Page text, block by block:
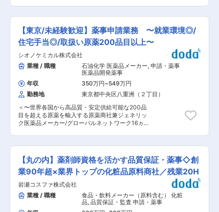
ル化粧品の開発に挑み続けています。
・商品名、パッケージ、販促物、HP文言、広告
表現の薬機法・表示チェック ・製品標準書、管理
業務手順書、製造記録、出荷記録などの作成・管
理 ・品質保証、使用期限管理、衛生管理、出荷判
定関連業務 ・許認可申請・届出、監督官庁対応
・薬事規制・関連法規の情報収集、社内共有、社
商品発送、受注処理 ・お客様対応、関連情報の提
供 ■当社の特徴： ◇前向きな社風 「やらない失
敗よりやる失敗」を大切にする社風。 企画・開発
から販売、アフターフォローまで自社一貫体制
で、自社製品に加えODM・OEM開発にも対応。
◇美容にこだわれる環境 美容業界のモノづくりに
割引制度もあり、美容・健康への意識が高い社員
が多く在籍。 ◇“キレイになりたい”をトータルで
り、家庭用美容機器は累計約40,000台を記録。
今後も事業拡大予定です。 変更の範囲：会社の定
める業務
化粧品・医薬部外品等の品質保証業務をメインで
行っていただきます。研究開発（医薬・医療機器
も含む）に精通している方を求めており、品質保
証体制を時代に応じた攻める環境を一緒に作って
いただきたいと考えております。 ■配属先： 品
質保証室内の薬事担当としてのご勤務です。品質
保証室 室長1名／品質保証担当2名／薬事担当2名
（兼務あり）／お客様サービス担当2名から構成
されております。 ■募集背景： 今後の組織体制
を考え、現段階より採用を進め育成をし、基盤強
化を行うために増員いたします。 ■職場環境：
将来も安心の職場環境が整っています。 ・女性活
躍推進の優良企業として、厚生労働省「えるぼし
認定」3段階目（最高位）を取得。男女共により
自分らしく働くことが出来る環境整備を加速して
います。 ・経済産業省「健康経営優良法人
仕事の両立をサポート。育児休業対象の男性社員
75％が取得しています。 変更の範囲：会社の定
める業務
【東京/未経験歓迎】薬事申請業務 〜就業環境◎/
住宅手当◎/取扱い原薬200品目以上〜
シオノケミカル株式会社
業種 / 職種
石油化学 医薬品メーカー, 申請・薬事
医薬品開発薬事
年収
350万円~549万円
勤務地
東京都中央区八重洲（２丁目）
＜〜世界各国から高品質・安定供給可能な200品
目を超える原薬を輸入する原薬商社兼ジェネリッ
ク医薬品メーカー/グローバルネットワーク16ヵ
発薬事業務を担当していただきます。具体的に
は、ジェネリック医薬品の製造販売承認申請に向
けた申請書の作成や、薬機法に基づく各種承認申
請書の作成、申請書作成にむけた開発部門からの
情報収集、関係官庁との折衝などを行います。 ■
職務詳細： ・ジェネリック医薬品の薬事、申請業
務 ・ジェネリック医薬品の開発業務 ・薬機法に
基づく各種承認申請書の作成 ・申請書作成にむけ
た開発部門からの情報収集 ・承認申請に係る関係
【丸の内】薬剤師資格を活かす品質保証・薬事◇創
業90年超×業界トップの化粧品原料商社／残業20H
岩瀬コスファ株式会社
業種 / 職種
食品・飲料メーカー（原料含む） 化粧
品, 品質保証・監査 申請・薬事